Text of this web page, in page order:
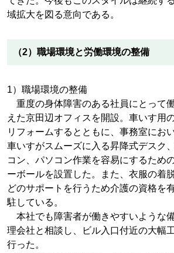
域拡大を図る意向である。
（2）職場環境と労働環境の整備
1）職場環境の整備
重度の身体障害のある社員にとって
えた京田辺オフィスを開設。車いす用
リフォームするとともに、事務室にお
車いすがスムーズに入る昇降式デスク
コン、パソコン作業を容易にするため
ーボールを設置した。また、衣服の着
どのサポートを行うため介護の資格を
駐している。
本社でも障害者が働きやすいような
理会社と相談し、ビル入口付近の大幅
行った。